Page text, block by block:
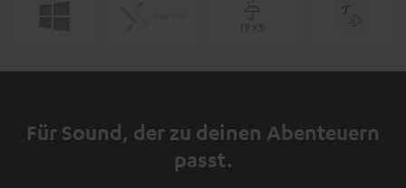
Für Sound, der zu deinen Abenteuern
passt.